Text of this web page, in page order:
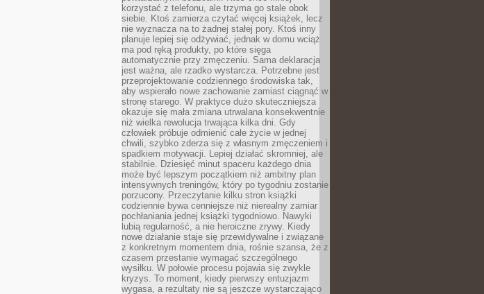
korzystać z telefonu, ale trzyma go stale obok
siebie. Ktoś zamierza czytać więcej książek, lecz
nie wyznacza na to żadnej stałej pory. Ktoś inny
planuje lepiej się odżywiać, jednak w domu wciąż
ma pod ręką produkty, po które sięga
automatycznie przy zmęczeniu. Sama deklaracja
jest ważna, ale rzadko wystarcza. Potrzebne jest
przeprojektowanie codziennego środowiska tak,
aby wspierało nowe zachowanie zamiast ciągnąć w
stronę starego. W praktyce dużo skuteczniejsza
okazuje się mała zmiana utrwalana konsekwentnie
niż wielka rewolucja trwająca kilka dni. Gdy
człowiek próbuje odmienić całe życie w jednej
chwili, szybko zderza się z własnym zmęczeniem i
spadkiem motywacji. Lepiej działać skromniej, ale
stabilnie. Dziesięć minut spaceru każdego dnia
może być lepszym początkiem niż ambitny plan
intensywnych treningów, który po tygodniu zostanie
porzucony. Przeczytanie kilku stron książki
codziennie bywa cenniejsze niż nierealny zamiar
pochłaniania jednej książki tygodniowo. Nawyki
lubią regularność, a nie heroiczne zrywy. Kiedy
nowe działanie staje się przewidywalne i związane
z konkretnym momentem dnia, rośnie szansa, że z
czasem przestanie wymagać szczególnego
wysiłku. W połowie procesu pojawia się zwykle
kryzys. To moment, kiedy pierwszy entuzjazm
wygasa, a rezultaty nie są jeszcze wystarczająco